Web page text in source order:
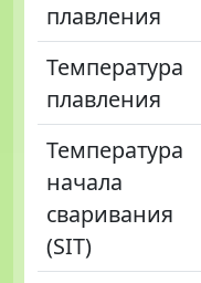
плавления
Температура
плавления
Температура
начала
сваривания
(SIT)